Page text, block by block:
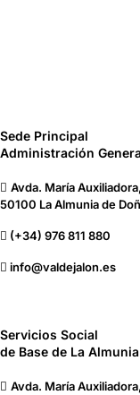
Sede Principal
Administración
Avda. María
50100 La Almunia de
(+34) 976 811 880
info@valdejalon.es
Servicios Social
de Base de La Almunia
Avda. María